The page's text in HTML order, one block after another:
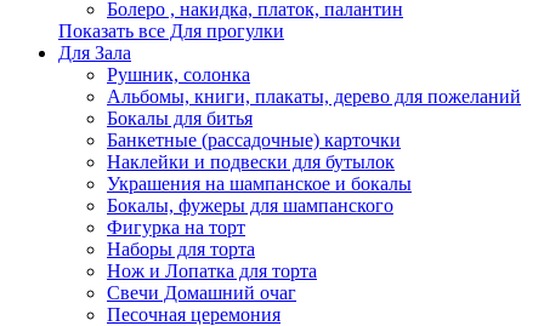
Болеро , накидка, платок, палантин
Показать все Для прогулки
Для Зала
Рушник, солонка
Альбомы, книги, плакаты, дерево для пожеланий
Бокалы для битья
Банкетные (рассадочные) карточки
Наклейки и подвески для бутылок
Украшения на шампанское и бокалы
Бокалы, фужеры для шампанского
Фигурка на торт
Наборы для торта
Нож и Лопатка для торта
Свечи Домашний очаг
Песочная церемония